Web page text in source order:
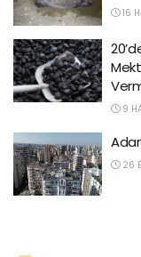
16
9
26